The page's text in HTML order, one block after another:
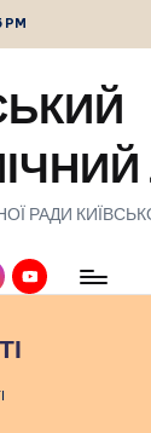
PM
РАДИ
youtube.com